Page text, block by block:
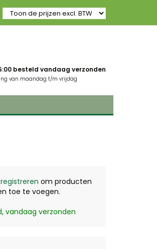
besteld vandaag verzonden
van maandag t/m vrijdag
registreren om producten
toe te voegen.
vandaag verzonden